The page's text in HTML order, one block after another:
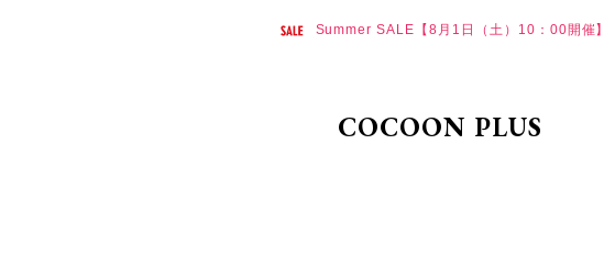
Summer SALE【8月1日（土）10：00開催】
COCOON PLUS